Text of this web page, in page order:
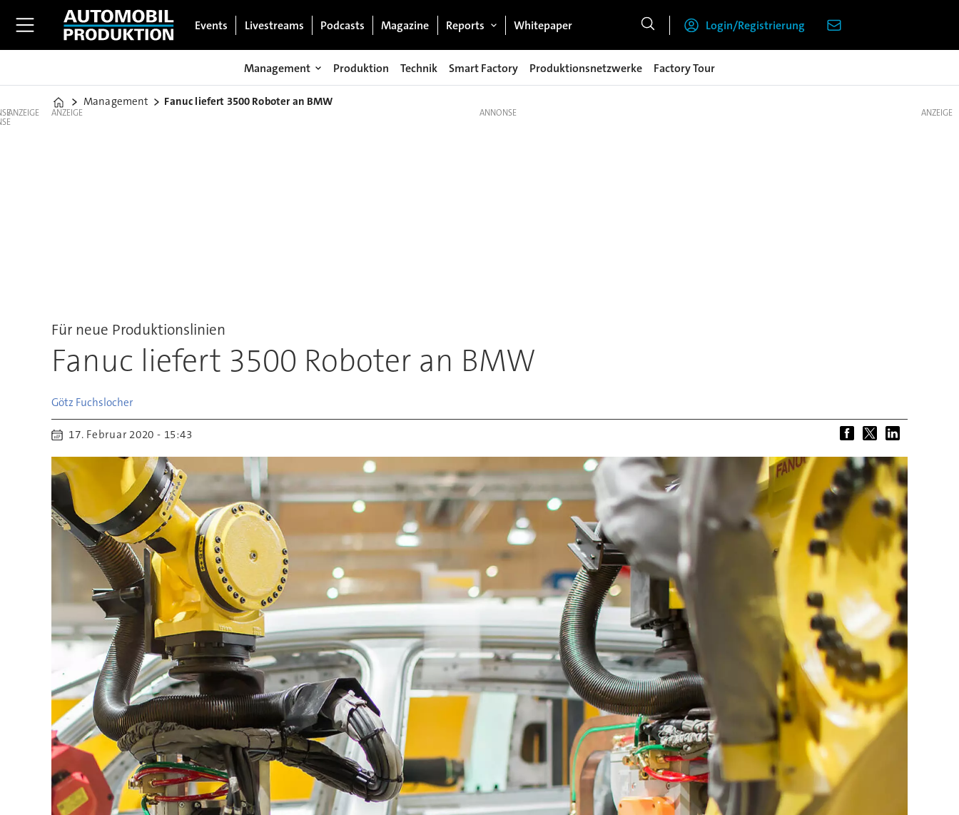
Events Livestreams Podcasts Magazine Reports Whitepaper Login/Registrierung
Management Produktion Technik Smart Factory Produktionsnetzwerke Factory Tour
Home
Management Fanuc liefert 3500 Roboter an BMW
ANZEIGE ANZEIGE
Für neue Produktionslinien
Fanuc liefert 3500 Roboter an BMW
Götz Fuchslocher
17. Februar 2020 - 15:43
ANZEIGE